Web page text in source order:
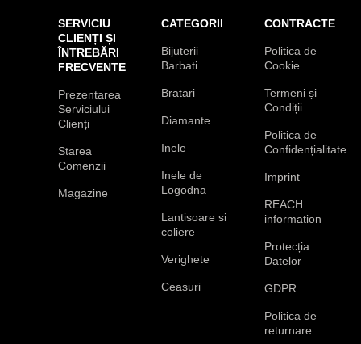
SERVICIU
CLIENȚI ȘI
ÎNTREBĂRI
FRECVENTE
Prezentarea
Serviciului
Clienți
Starea
Comenzii
Magazine
CATEGORII
Bijuterii
Barbati
Bratari
Diamante
Inele
Inele de
Logodna
Lantisoare si
coliere
Verighete
Ceasuri
CONTRACTE
Politica de
Cookie
Termeni și
Condiții
Politica de
Confidențialitate
Imprint
REACH
information
Protecția
Datelor
GDPR
Politica de
returnare